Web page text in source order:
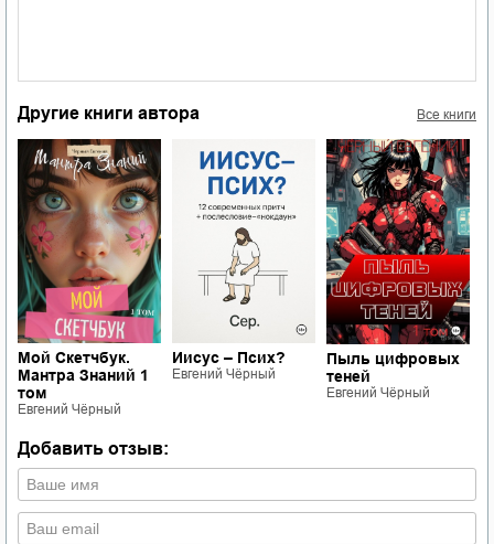
Другие книги автора Все книги
Мой Скетчбук.
Мантра Знаний 1
том
Евгений Чёрный
Иисус – Псих?
Евгений Чёрный
Пыль цифровых
теней
Евгений Чёрный
Добавить отзыв: